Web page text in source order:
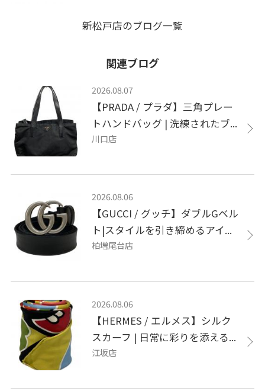
新松戸店のブログ一覧
関連ブログ
2026.08.07
【PRADA / プラダ】三角プレー
トハンドバッグ | 洗練されたブ...
川口店
2026.08.06
【GUCCI / グッチ】ダブルGベル
ト|スタイルを引き締めるアイ...
柏増尾台店
2026.08.06
【HERMES / エルメス】シルク
スカーフ | 日常に彩りを添える...
江坂店